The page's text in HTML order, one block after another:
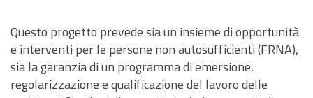
Questo progetto prevede sia un insieme di opportunità
e interventi per le persone non autosufficienti (FRNA),
sia la garanzia di un programma di emersione,
regolarizzazione e qualificazione del lavoro delle